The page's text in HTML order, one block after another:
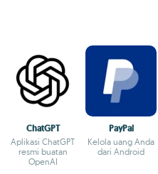
ChatGPT
Aplikasi ChatGPT
resmi buatan
OpenAI
PayPal
Kelola uang Anda
dari Android